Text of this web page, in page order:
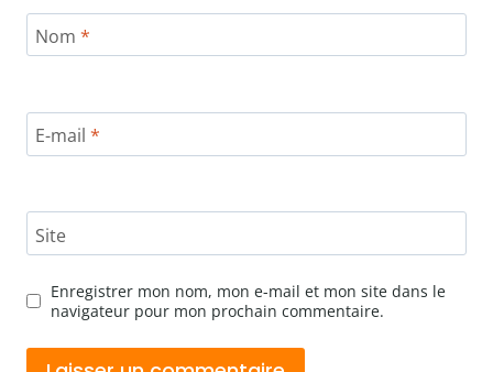
Nom *
E-mail *
Site
Enregistrer mon nom, mon e-mail et mon site dans le
navigateur pour mon prochain commentaire.